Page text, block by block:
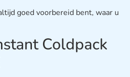
goed voorbereid bent, waar u
Coldpack